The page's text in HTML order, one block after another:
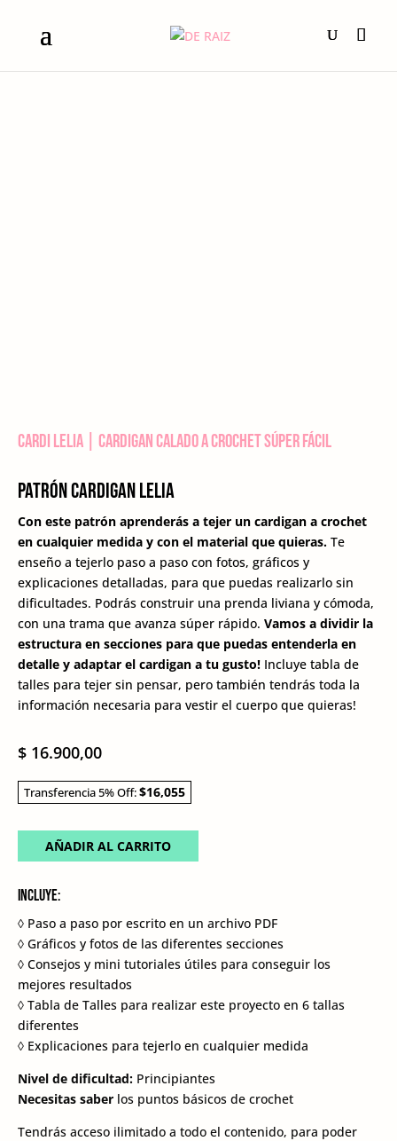
Cardi Lelia | Cardigan calado a crochet súper fácil
Patrón Cardigan Lelia
Con este patrón aprenderás a tejer un cardigan a crochet
en cualquier medida y con el material que quieras. Te
enseño a tejerlo paso a paso con fotos, gráficos y
explicaciones detalladas, para que puedas realizarlo sin
dificultades. Podrás construir una prenda liviana y cómoda,
con una trama que avanza súper rápido.Vamos a dividir la
estructura en secciones para que puedas entenderla en
detalle y adaptar el cardigan a tu gusto! Incluye tabla de
talles para tejer sin pensar, pero también tendrás toda la
información necesaria para vestir el cuerpo que quieras!
$ 16.900,00
Transferencia 5% Off:$16,055
AÑADIR AL CARRITO
Incluye:
◊ Paso a paso por escrito en un archivo PDF
◊ Gráficos y fotos de las diferentes secciones
◊ Consejos y mini tutoriales útiles para conseguir los
mejores resultados
◊ Tabla de Talles para realizar este proyecto en 6 tallas
diferentes
◊ Explicaciones para tejerlo en cualquier medida
Nivel de dificultad: Principiantes
Necesitas saber los puntos básicos de crochet
Tendrás acceso ilimitado a todo el contenido, para poder